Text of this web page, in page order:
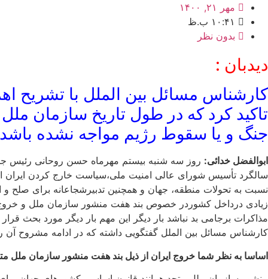
مهر ۲۱, ۱۴۰۰
۱۰:۴۱ ب.ظ
بدون نظر
دیدبان :
کارشناس مسائل بین الملل با تشریح
تاکید کرد که در طول تاریخ سازمان
جنگ و یا سقوط رژیم مواجه نشده
ابوالفضل خدائی: روز سه شنبه بیستم مهرماه حسن روحانی رئیس
نسبت به تحولات منطقه، جهان و همچنین تدبیرشجاعانه برای
زیادی درداخل کشوردر خصوص بند هفت منشور سازمان ملل و خروج
مذاکرات برجامی بد نباشد بار دیگر این مهم بار دیگر مورد بحث
کارشناس مسائل بین الملل گفتگویی داشته که در ادامه مشروح آن
اساسا به نظر شما خروج ایران از ذیل بند هفت منشور سازمان ملل